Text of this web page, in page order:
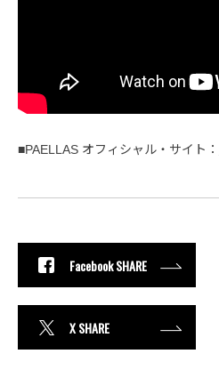
■PAELLAS オフィシャル・サイト：
Facebook SHARE
X SHARE